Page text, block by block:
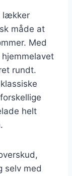
lækker
måde at
Med
rundt.
helt
selv med